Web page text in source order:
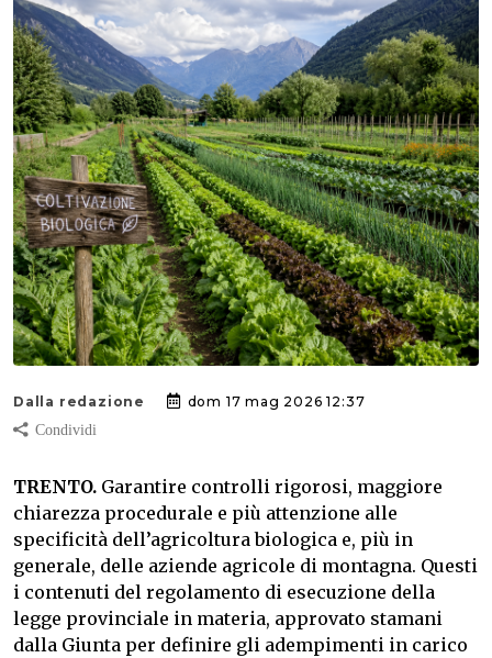
Dalla redazione dom 17 mag 2026 12:37
TRENTO. Garantire controlli rigorosi, maggiore
chiarezza procedurale e più attenzione alle
specificità dell’agricoltura biologica e, più in
generale, delle aziende agricole di montagna. Questi
i contenuti del regolamento di esecuzione della
legge provinciale in materia, approvato stamani
dalla Giunta per definire gli adempimenti in carico